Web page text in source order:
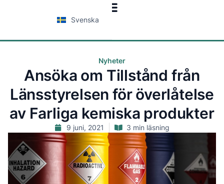
Svenska
Nyheter
Ansöka om Tillstånd från
Länsstyrelsen för överlåtelse
av Farliga kemiska produkter
9 juni, 2021 3 min läsning